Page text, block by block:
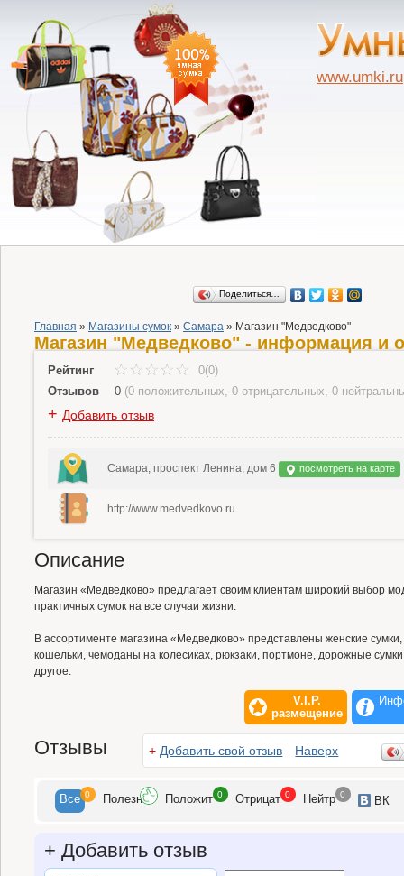
www.umki.ru
Поделиться…
Главная » Магазины сумок » Самара » Магазин "Медведково"
Магазин "Медведково" - информация и
Рейтинг
0(0)
Отзывов
0 (0 положительных, 0 отрицательных, 0
+ Добавить отзыв
Самара, проспект Ленина, дом 6 посмотреть на карте
http://www.medvedkovo.ru
Описание
Магазин «Медведково» предлагает своим клиентам широкий выбор
практичных сумок на все случаи жизни.
В ассортименте магазина «Медведково» представлены женские сумки,
кошельки, чемоданы на колесиках, рюкзаки, портмоне, дорожные
другое.
V.I.P.
размещение
Отзывы + Добавить свой отзыв Наверх
Все 0 Полезн Положит 0 Отрицат 0 Нейтр 0 ВК
+ Добавить отзыв